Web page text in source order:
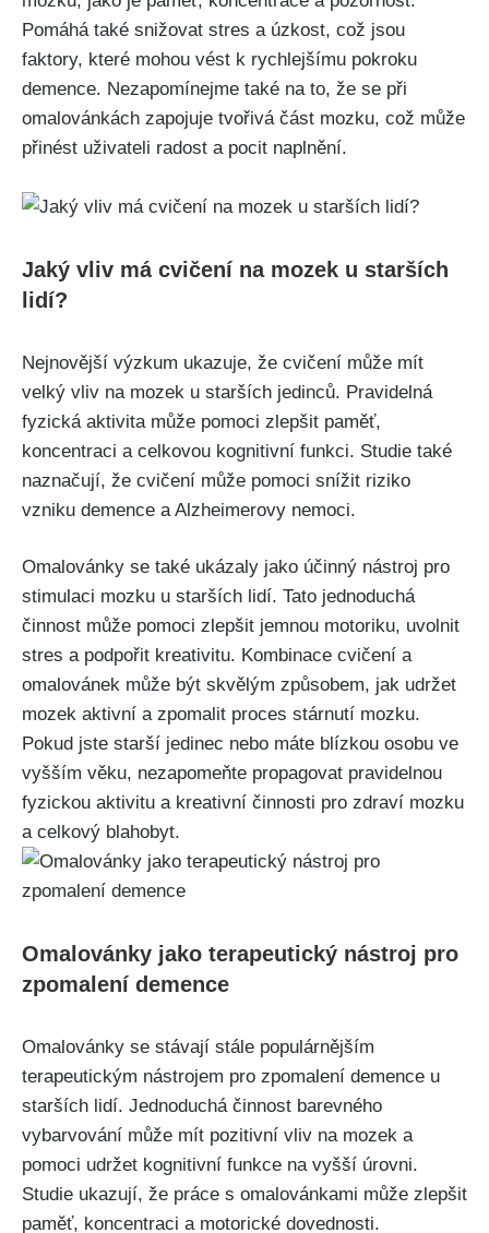
Pomáhá také snižovat stres a úzkost, což jsou
faktory, které mohou vést k rychlejšímu pokroku
demence. Nezapomínejme také na to, že se při
omalovánkách zapojuje tvořivá část mozku, což může
přinést uživateli radost a pocit naplnění.
Jaký vliv má cvičení na mozek u starších
lidí?
Nejnovější výzkum ukazuje, že cvičení může mít
velký vliv na mozek u starších jedinců. Pravidelná
fyzická aktivita může pomoci zlepšit paměť,
koncentraci a celkovou kognitivní funkci. Studie také
naznačují, že cvičení může pomoci snížit riziko
vzniku demence a Alzheimerovy nemoci.
Omalovánky se také ukázaly jako účinný nástroj pro
stimulaci mozku u starších lidí. Tato jednoduchá
činnost může pomoci zlepšit jemnou motoriku, uvolnit
stres a podpořit kreativitu. Kombinace cvičení a
omalovánek může být skvělým způsobem, jak udržet
mozek aktivní a zpomalit proces stárnutí mozku.
Pokud jste starší jedinec nebo máte blízkou osobu ve
vyšším věku, nezapomeňte propagovat pravidelnou
fyzickou aktivitu a kreativní činnosti pro zdraví mozku
a celkový blahobyt.
Omalovánky jako terapeutický nástroj pro
zpomalení demence
Omalovánky se stávají stále populárnějším
terapeutickým nástrojem pro zpomalení demence u
starších lidí. Jednoduchá činnost barevného
vybarvování může mít pozitivní vliv na mozek a
pomoci udržet kognitivní funkce na vyšší úrovni.
Studie ukazují, že práce s omalovánkami může zlepšit
paměť, koncentraci a motorické dovednosti.